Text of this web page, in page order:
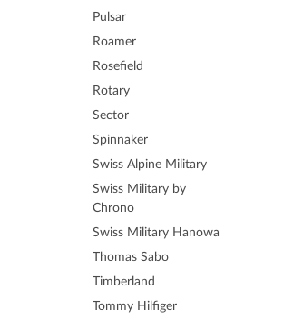
Pulsar
Roamer
Rosefield
Rotary
Sector
Spinnaker
Swiss Alpine Military
Swiss Military by
Chrono
Swiss Military Hanowa
Thomas Sabo
Timberland
Tommy Hilfiger